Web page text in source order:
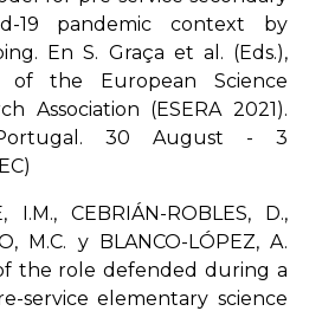
19 pandemic context by
En S. Graça et al. (Eds.),
of the European Science
Association (ESERA 2021).
30 August - 3
I.M., CEBRIÁN-ROBLES, D.,
M.C. y BLANCO-LÓPEZ, A.
the role defended during a
service elementary science